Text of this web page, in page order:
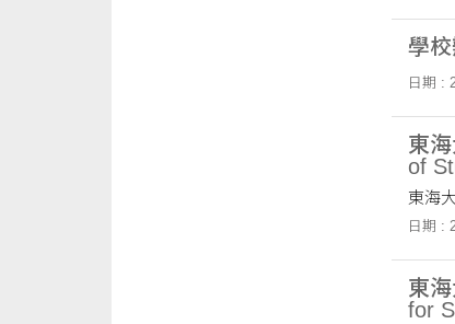
學
日期 :
東
of
東海
日期 :
東
for